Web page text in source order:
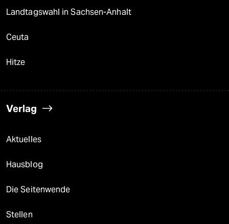
Landtagswahl in Sachsen-Anhalt
Ceuta
Hitze
Verlag
Aktuelles
Hausblog
Die Seitenwende
Stellen